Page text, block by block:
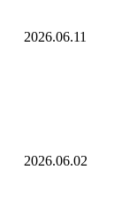
2026.06.11
2026.06.02